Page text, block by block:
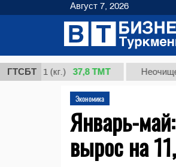
ГТСБТ
1 (кг.) 37,8 ТМТ Неочищенная
Экономика
Январь-
вырос на
Август 7, 2026